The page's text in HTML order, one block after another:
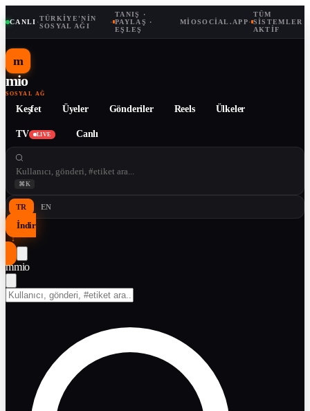
CANLI ·TÜRKIYE'NIN
SOSYAL AĞI
·
TANIŞ ·
PAYLAŞ ·
EŞLEŞ
MIOSOCIAL.APP·
TÜM
SISTEMLER
AKTIF
m
mio
SOSYAL AĞ
Keşfet Üyeler Gönderiler Reels Ülkeler
TV LIVE Canlı
⌘K
TR EN
İndir
↓
mmio